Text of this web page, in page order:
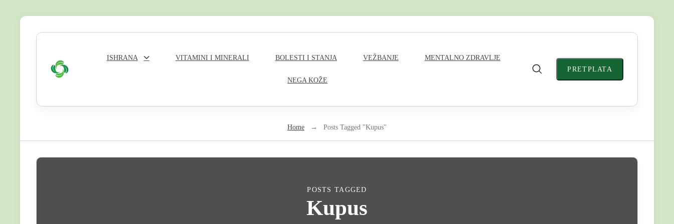
Skip
Zeleni
M
a
N
a
ISHRANA VITAMINI I MINERALI BOLESTI I STANJA VEŽBANJE MENTALNO ZDRAVLJE
NEGA KOŽE
PRETPLATA
Home → Posts Tagged "Kupus"
POSTS TAGGED
Kupus